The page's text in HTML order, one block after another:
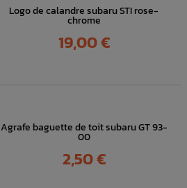
Logo de calandre subaru STI rose-
chrome
Prix
19,00 €
Agrafe baguette de toit subaru GT 93-
00
Prix
2,50 €